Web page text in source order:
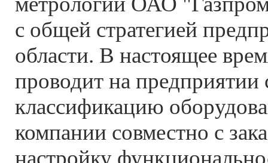
с общей стратегией
области. В настоящее
проводит на
классификацию
компании совместно с
настройку